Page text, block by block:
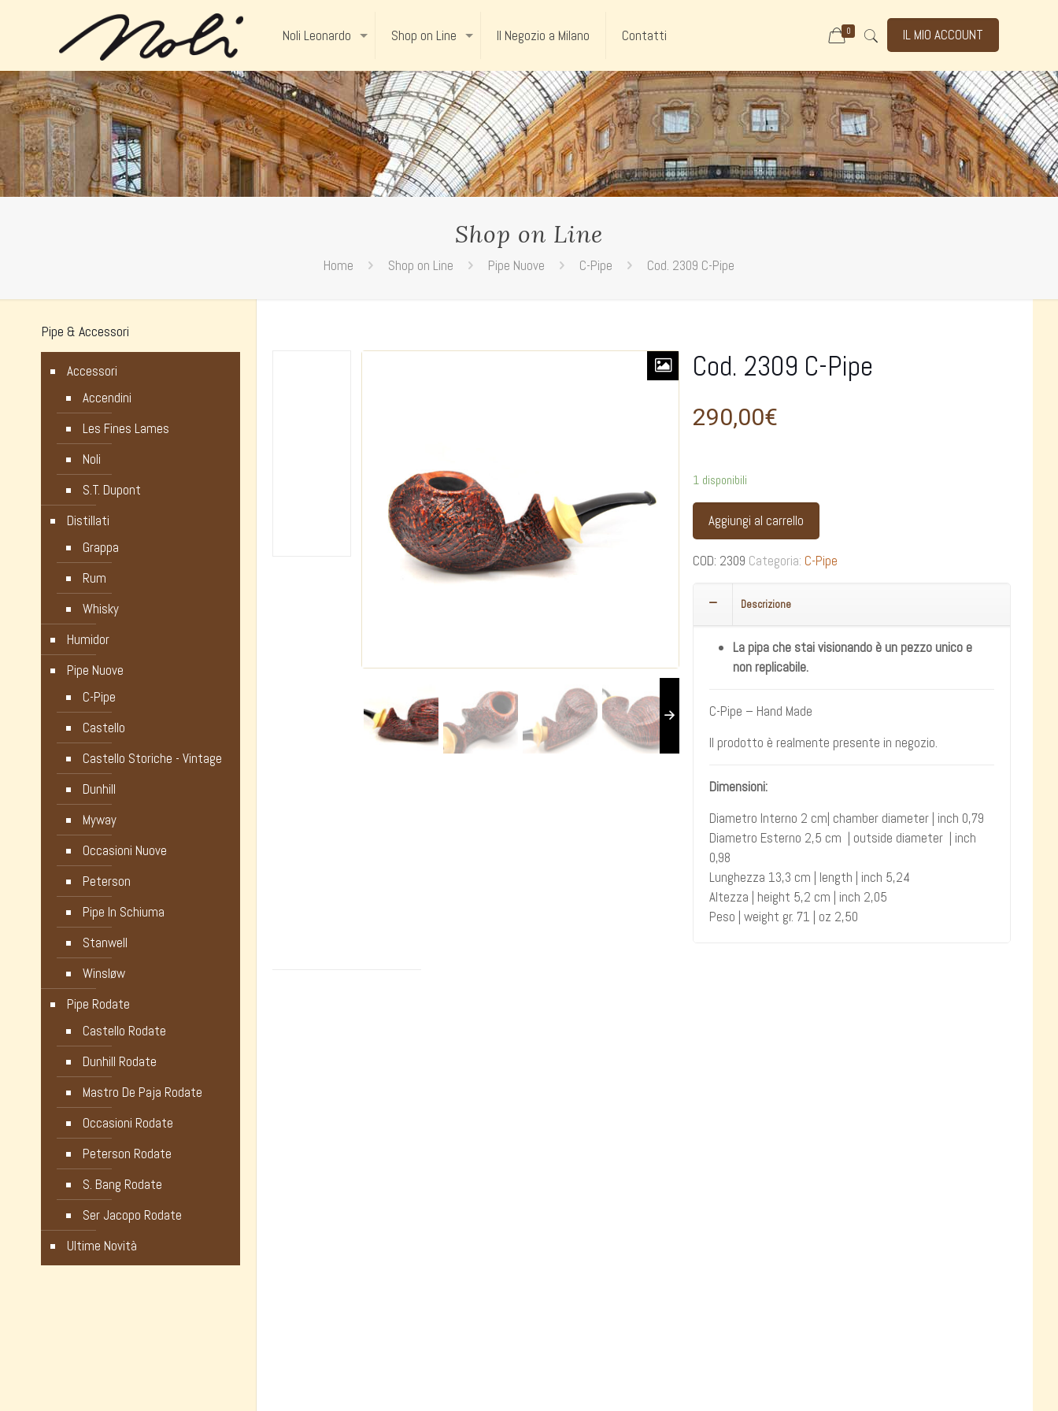
Noli Leonardo Shop on Line Il Negozio a Milano Contatti 0 IL MIO ACCOUNT
Shop on Line
Home Shop on Line Pipe Nuove C-Pipe Cod. 2309 C-Pipe
Cod. 2309 C-Pipe
290,00€
1 disponibili
Aggiungi al carrello
COD: 2309 Categoria: C-Pipe
Descrizione
La pipa che stai visionando è un pezzo unico e
non replicabile.
C-Pipe – Hand Made
Il prodotto è realmente presente in negozio.
Dimensioni:
Diametro Interno 2 cm| chamber diameter | inch 0,79
Diametro Esterno 2,5 cm | outside diameter | inch
0,98
Lunghezza 13,3 cm | length | inch 5,24
Altezza | height 5,2 cm | inch 2,05
Peso | weight gr. 71 | oz 2,50
Pipe & Accessori
Accessori
Accendini
Les Fines Lames
Noli
S.T. Dupont
Distillati
Grappa
Rum
Whisky
Humidor
Pipe Nuove
C-Pipe
Castello
Castello Storiche - Vintage
Dunhill
Myway
Occasioni Nuove
Peterson
Pipe In Schiuma
Stanwell
Winsløw
Pipe Rodate
Castello Rodate
Dunhill Rodate
Mastro De Paja Rodate
Occasioni Rodate
Peterson Rodate
S. Bang Rodate
Ser Jacopo Rodate
Ultime Novità